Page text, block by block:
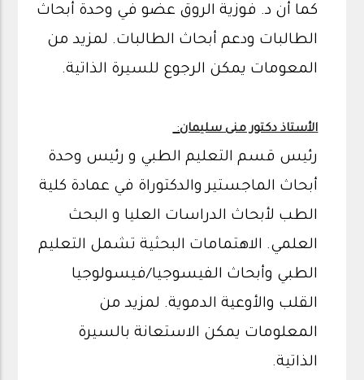
كما أن د. فوزية الروق عضو في وحدة أبحاث
الطالبات ودعم أبحاث الطالبات. لمزيد من
المعومات يمكن الرجوع للسيرة الذاتية.
الأستاذ دكتور منى سليمان:
رئيس قسم التعليم الطبي و رئيس وحدة
أبحاث الماجستير والدكتوراة في عمادة كلية
الطب لأبحاث الدراسات العليا و البحث
العلمي. الاهتمامات البحثية تشمل التعليم
الطبي وأبحاث الفيسوجيا/فيسولوجيا
القلب والأوعية الدموية. لمزيد من
المعلومات يمكن الاستعانة بالسيرة
الذاتية.